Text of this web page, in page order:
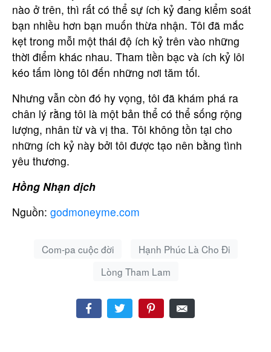
nào ở trên, thì rất có thể sự ích kỷ đang kiểm soát
bạn nhiều hơn bạn muốn thừa nhận. Tôi đã mắc
kẹt trong mỗi một thái độ ích kỷ trên vào những
thời điểm khác nhau. Tham tiền bạc và ích kỷ lôi
kéo tấm lòng tôi đến những nơi tăm tối.
Nhưng vẫn còn đó hy vọng, tôi đã khám phá ra
chân lý rằng tôi là một bản thể có thể sống rộng
lượng, nhân từ và vị tha. Tôi không tồn tại cho
những ích kỷ này bởi tôi được tạo nên bằng tình
yêu thương.
Hồng Nhạn dịch
Nguồn: godmoneyme.com
Com-pa cuộc đời
Hạnh Phúc Là Cho Đi
Lòng Tham Lam
Email
Nội dung
Gửi